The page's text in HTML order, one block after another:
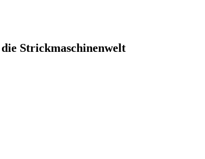
Strickmaschinenwelt